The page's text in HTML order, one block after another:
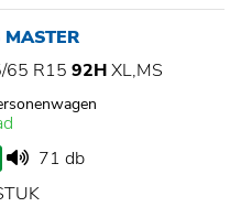
65 R15 92HXL,MS
71 db